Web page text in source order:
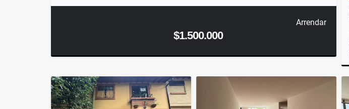
Arrendar
$1.500.000